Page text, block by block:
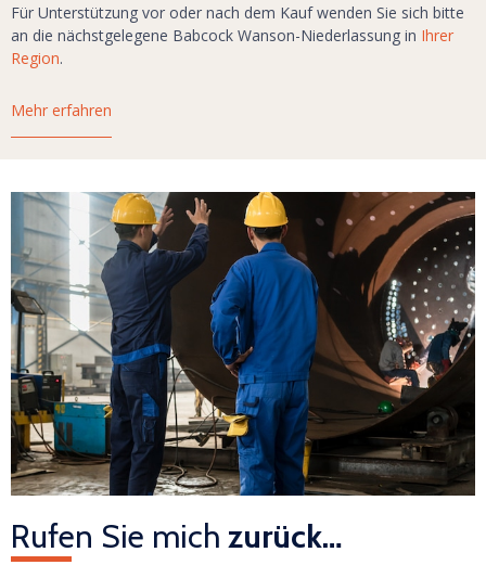
Für Unterstützung vor oder nach dem Kauf wenden Sie sich bitte
an die nächstgelegene Babcock Wanson-Niederlassung in Ihrer
Region.
Mehr erfahren
Rufen Sie mich zurück…